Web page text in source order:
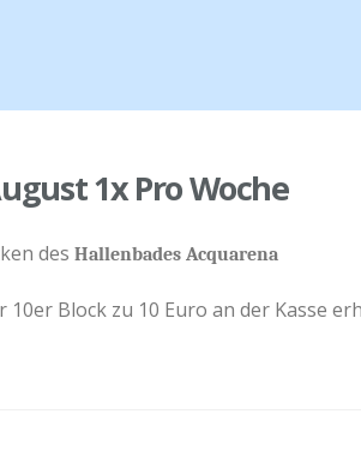
1x Pro Woche
des Hallenbades Acquarena
Block zu 10 Euro an der Kasse